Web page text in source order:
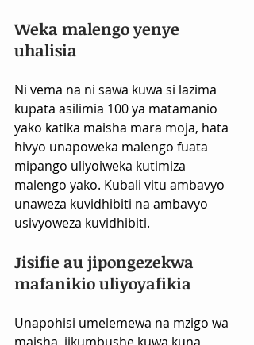
Weka malengo yenye
uhalisia
Ni vema na ni sawa kuwa si lazima
kupata asilimia 100 ya matamanio
yako katika maisha mara moja, hata
hivyo unapoweka malengo fuata
mipango uliyoiweka kutimiza
malengo yako. Kubali vitu ambavyo
unaweza kuvidhibiti na ambavyo
usivyoweza kuvidhibiti.
Jisifie au jipongezekwa
mafanikio uliyoyafikia
Unapohisi umelemewa na mzigo wa